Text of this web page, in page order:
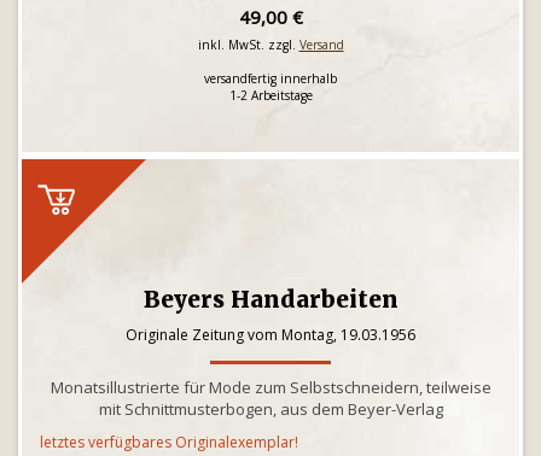
49,00 €
inkl. MwSt. zzgl. Versand
versandfertig innerhalb
1-2 Arbeitstage
Beyers Handarbeiten
Originale Zeitung vom Montag, 19.03.1956
Monatsillustrierte für Mode zum Selbstschneidern, teilweise
mit Schnittmusterbogen, aus dem Beyer-Verlag
letztes verfügbares Originalexemplar!